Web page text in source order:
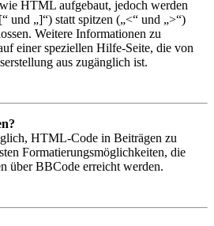
HTML aufgebaut, jedoch werden
und „]“) statt spitzen („<“ und „>“)
Weitere Informationen zu
einer speziellen Hilfe-Seite, die von
aus zugänglich ist.
HTML-Code in Beiträgen zu
Formatierungsmöglichkeiten, die
über BBCode erreicht werden.